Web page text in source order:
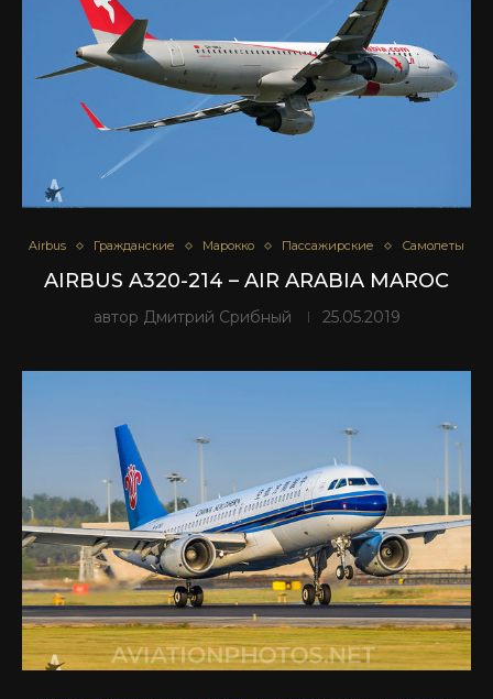
Airbus Гражданские Марокко Пассажирские Самолеты
AIRBUS A320-214 – AIR ARABIA MAROC
автор Дмитрий Срибный 25.05.2019